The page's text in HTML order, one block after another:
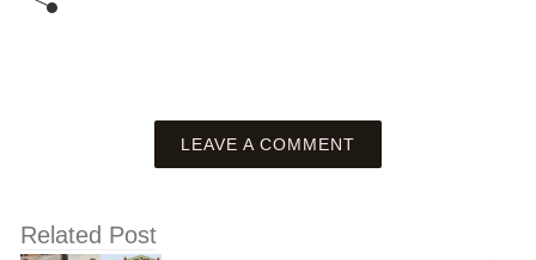
LEAVE A COMMENT
Related Post